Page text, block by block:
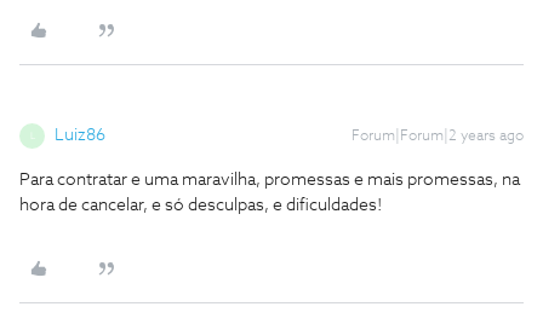
Luiz86 Forum|Forum|2 years ago
Para contratar e uma maravilha, promessas e mais promessas, na
hora de cancelar, e só desculpas, e dificuldades!